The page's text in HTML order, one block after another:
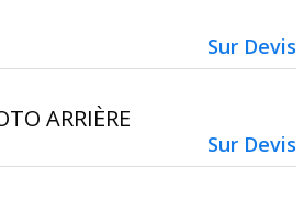
Sur Devis
ARRIÈRE
Sur Devis